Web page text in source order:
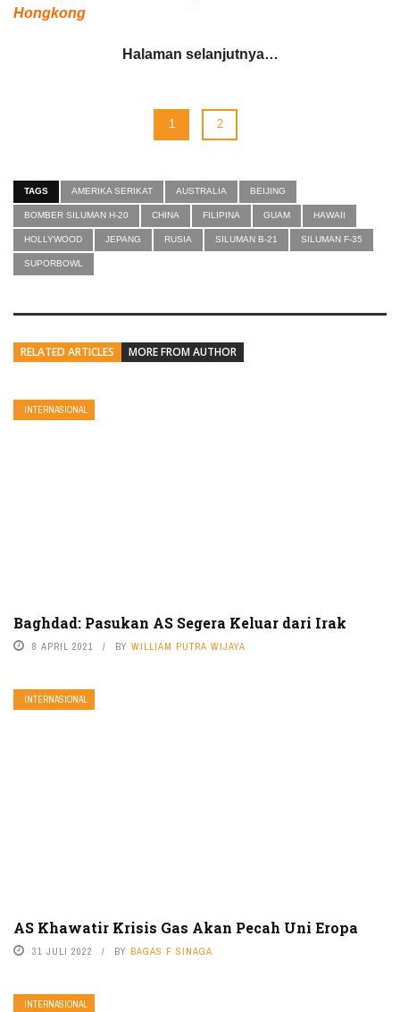
Hongkong
Halaman selanjutnya…
1 2
TAGS AMERIKA SERIKAT AUSTRALIA BEIJING
BOMBER SILUMAN H-20 CHINA FILIPINA GUAM HAWAII
HOLLYWOOD JEPANG RUSIA SILUMAN B-21 SILUMAN F-35
SUPORBOWL
RELATED ARTICLES MORE FROM AUTHOR
INTERNASIONAL
Baghdad: Pasukan AS Segera Keluar dari Irak
8 APRIL 2021 BY WILLIAM PUTRA WIJAYA
INTERNASIONAL
AS Khawatir Krisis Gas Akan Pecah Uni Eropa
31 JULI 2022 BY BAGAS F SINAGA
INTERNASIONAL